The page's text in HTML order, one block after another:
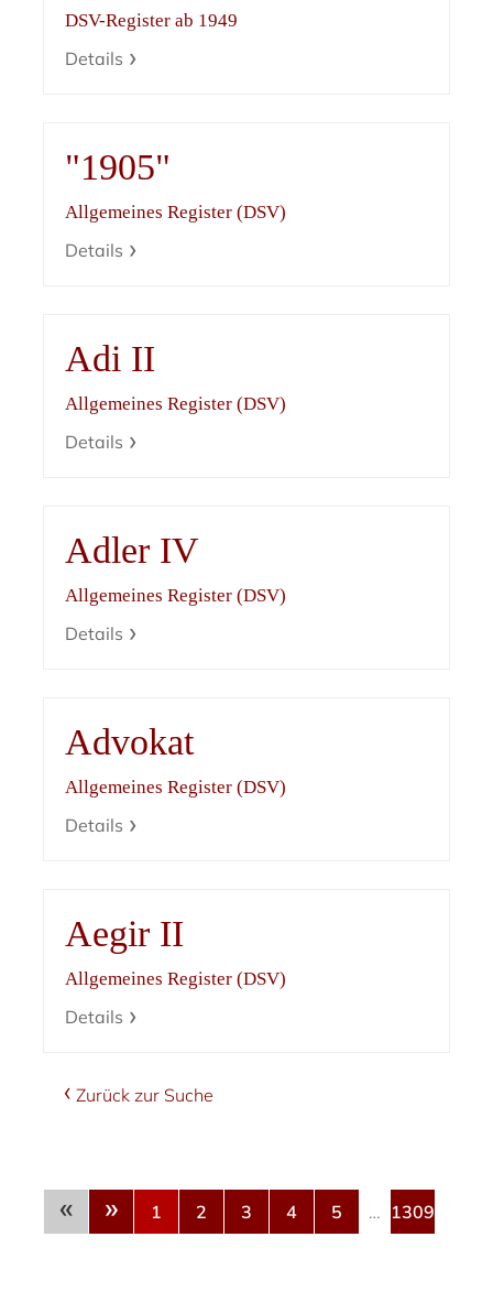
DSV-Register ab 1949
Details
"1905"
Allgemeines Register (DSV)
Details
Adi II
Allgemeines Register (DSV)
Details
Adler IV
Allgemeines Register (DSV)
Details
Advokat
Allgemeines Register (DSV)
Details
Aegir II
Allgemeines Register (DSV)
Details
Zurück zur Suche
« » 1 2 3 4 5 … 1309